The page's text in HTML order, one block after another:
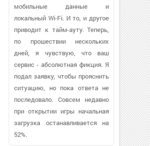
мобильные данные и
локальный Wi-Fi. И то, и другое
приводит к тайм-ауту. Теперь,
по прошествии нескольких
дней, я чувствую, что ваш
сервис - абсолютная фикция. Я
подал заявку, чтобы прояснить
ситуацию, но пока ответа не
последовало. Совсем недавно
при открытии игры начальная
загрузка останавливается на
52%.